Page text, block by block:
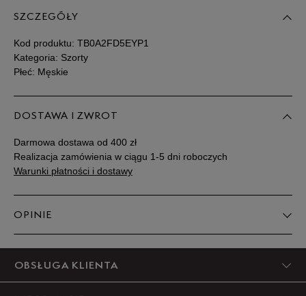
SZCZEGÓŁY
Kod produktu: TB0A2FD5EYP1
Kategoria: Szorty
Płeć: Męskie
DOSTAWA I ZWROT
Darmowa dostawa od 400 zł
Realizacja zamówienia w ciągu 1-5 dni roboczych
Warunki płatności i dostawy
OPINIE
5
OBSŁUGA KLIENTA